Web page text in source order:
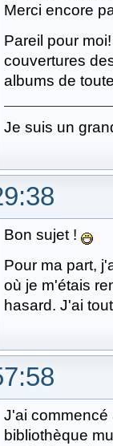
Merci encore
Pareil pour
couvertures
albums de
Je suis un
Bon sujet !
Pour ma part,
où je m'étais
hasard. J'ai
J'ai commencé
bibliothèque